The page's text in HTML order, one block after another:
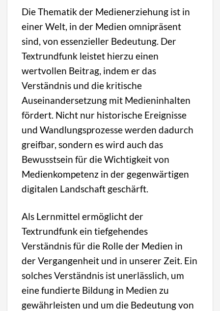
Die Thematik der Medienerziehung ist in
einer Welt, in der Medien omnipräsent
sind, von essenzieller Bedeutung. Der
Textrundfunk leistet hierzu einen
wertvollen Beitrag, indem er das
Verständnis und die kritische
Auseinandersetzung mit Medieninhalten
fördert. Nicht nur historische Ereignisse
und Wandlungsprozesse werden dadurch
greifbar, sondern es wird auch das
Bewusstsein für die Wichtigkeit von
Medienkompetenz in der gegenwärtigen
digitalen Landschaft geschärft.
Als Lernmittel ermöglicht der
Textrundfunk ein tiefgehendes
Verständnis für die Rolle der Medien in
der Vergangenheit und in unserer Zeit. Ein
solches Verständnis ist unerlässlich, um
eine fundierte Bildung in Medien zu
gewährleisten und um die Bedeutung von